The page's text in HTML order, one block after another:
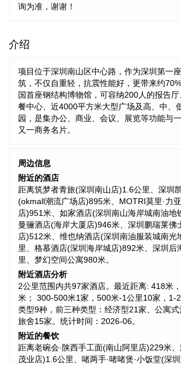
询为准，谢谢！
介绍
项目位于深圳南山区中心路，作为深圳第一
筑，不仅自重轻，抗震性能好，更带来约
国首座钢结构博物馆，可容纳200人的报告
餐中心、近4000平方米大型广场及高、中、
园，是集办公、商业、会议、展览等功能与
又一商务名片。
周边信息
附近的酒店
距离筑梦者青旅(深圳南山店)1.6公里、深圳
(okmall潮流广场店)895米、MOTRI莫里·力
店)951米、如家酒店(深圳南山海岸城南油地
曼骊酒店(海岸大厦店)946米、深圳鹏瑞莱佛
店)512米、维也纳酒店(深圳南油服装城南光
里、格慕酒店(深圳海岸城店)892米、深圳后
里、梦幻空间公寓980米。
附近酒店分析
2公里范围内共97家酒店。最近距离: 418米
米； 300-500米1家，500米-1公里10家，1-
类型9种，前三种类型：经济型21家、公寓
旅舍15家。统计时间：2026-06。
附近的餐饮
距离老碗会·陕西手工面(南山阿里店)229米
茂业店)1.6公里、啫两手·啫啫煲·小饭堂(深圳